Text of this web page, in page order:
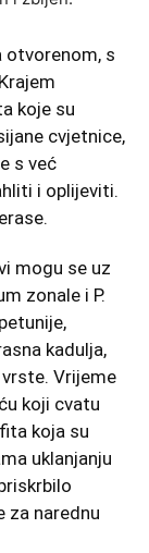
otvorenom, s
koje su
cvjetnice,
s već
i oplijeviti.
mogu se uz
zonale i P.
kadulja,
Vrijeme
koji cvatu
koja su
uklanjanju
za narednu